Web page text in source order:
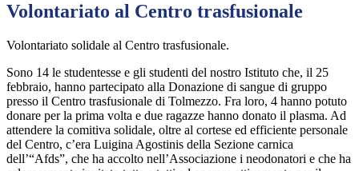
Volontariato al Centro trasfusionale
Volontariato solidale al Centro trasfusionale.
Sono 14 le studentesse e gli studenti del nostro Istituto che, il 25
febbraio, hanno partecipato alla Donazione di sangue di gruppo
presso il Centro trasfusionale di Tolmezzo. Fra loro, 4 hanno potuto
donare per la prima volta e due ragazze hanno donato il plasma. Ad
attendere la comitiva solidale, oltre al cortese ed efficiente personale
del Centro, c’era Luigina Agostinis della Sezione carnica
dell’“Afds”, che ha accolto nell’Associazione i neodonatori e che ha